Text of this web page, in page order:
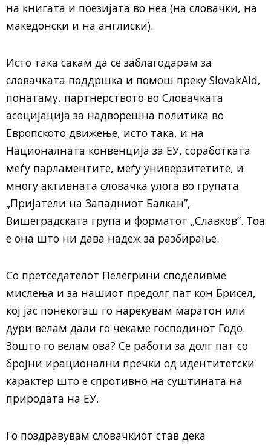
на книгата и поезијата во неа (на словачки, на
македонски и на англиски).
Исто така сакам да се заблагодарам за
словачката поддршка и помош преку SlovakAid,
понатаму, партнерството во Словачката
асоцијација за надворешна политика во
Европското движење, исто така, и на
Националната конвенција за ЕУ, соработката
меѓу парламентите, меѓу универзитетите, и
многу активната словачка улога во групата
„Пријатели на Западниот Балкан”,
Вишеградската група и форматот „Славков”. Тоа
е она што ни дава надеж за разбирање.
Со претседателот Пелегрини споделивме
мислења и за нашиот предолг пат кон Брисел,
кој јас понекогаш го нарекувам маратон или
дури велам дали го чекаме господинот Годо.
Зошто го велам ова? Се работи за долг пат со
бројни ирационални пречки од идентитетски
карактер што е спротивно на суштината на
природата на ЕУ.
Го поздравувам словачкиот став дека